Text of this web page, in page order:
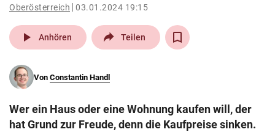
pin_drop
Wien arrow_right
search
eingeben
Oberösterreich 03.01.2024 19:15
play_arrow Anhören Teilen
Von Constantin Handl
Wer ein Haus oder eine Wohnung kaufen will, der
hat Grund zur Freude, denn die Kaufpreise sinken.